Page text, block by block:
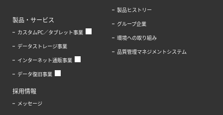
製品・サービス
カスタムPC／タブレット事業
データストレージ事業
インターネット通販事業
データ復旧事業
製品ヒストリー
グループ企業
環境への取り組み
品質管理マネジメントシステム
採用情報
メッセージ